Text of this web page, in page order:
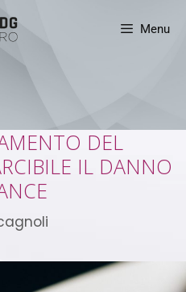
Menu
DEL
IL DANNO